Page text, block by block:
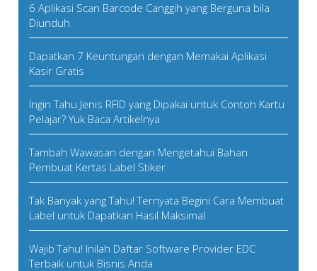
6 Aplikasi Scan Barcode Canggih yang Berguna bila
Diunduh
Dapatkan 7 Keuntungan dengan Memakai Aplikasi
Kasir Gratis
Ingin Tahu Jenis RFID yang Dipakai untuk Contoh Kartu
Pelajar? Yuk Baca Artikelnya
Tambah Wawasan dengan Mengetahui Bahan
Pembuat Kertas Label Stiker
Tak Banyak yang Tahu! Ternyata Begini Cara Membuat
Label untuk Dapatkan Hasil Maksimal
Wajib Tahu! Inilah Daftar Software Provider EDC
Terbaik untuk Bisnis Anda